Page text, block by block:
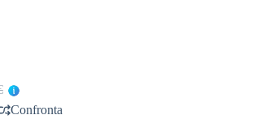
Confronta